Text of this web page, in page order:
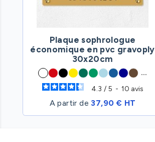
Plaque sophrologue
économique en pvc gravoply
30x20cm
...
4.3 / 5 - 10 avis
A partir de37,90 € HT